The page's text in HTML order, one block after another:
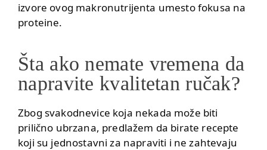
izvore ovog makronutrijenta umesto fokusa na
proteine.
Šta ako nemate vremena da
napravite kvalitetan ručak?
Zbog svakodnevice koja nekada može biti
prilično ubrzana, predlažem da birate recepte
koji su jednostavni za napraviti i ne zahtevaju